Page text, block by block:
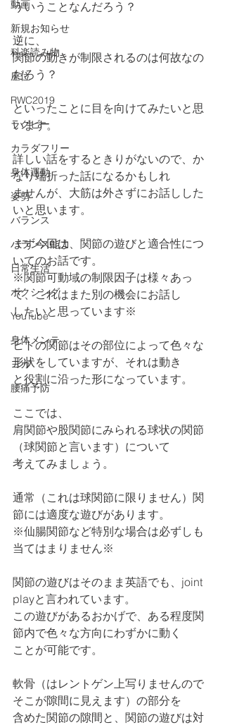
動画
新規お知らせ
科楽読み物
座位
RWC2019
ラグビー
カラダフリー
身体運動
姿勢
バランス
バランス能力
日常生活
ボクシング
YouTube
身体メンテ
ヨガ
腰痛予防
ういうことなんだろう？
逆に、
関節の動きが制限されるのは何故なの
だろう？
といったことに目を向けてみたいと思
います。
詳しい話をするときりがないので、か
なり端折った話になるかもしれ
ませんが、大筋は外さずにお話しした
いと思います。
まず今回は、関節の遊びと適合性につ
いてのお話です。
※関節可動域の制限因子は様々あっ
て、これはまた別の機会にお話し
したいと思っています※
ヒトの関節はその部位によって色々な
形状をしていますが、それは動き
と役割に沿った形になっています。
ここでは、
肩関節や股関節にみられる球状の関節
（球関節と言います）について
考えてみましょう。
通常（これは球関節に限りません）関
節には適度な遊びがあります。
※仙腸関節など特別な場合は必ずしも
当てはまりません※
関節の遊びはそのまま英語でも、joint
playと言われています。
この遊びがあるおかげで、ある程度関
節内で色々な方向にわずかに動く
ことが可能です。
軟骨（はレントゲン上写りませんので
そこが隙間に見えます）の部分を
含めた関節の隙間と、関節の遊びは対